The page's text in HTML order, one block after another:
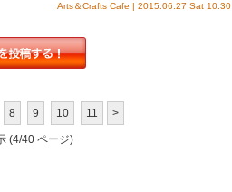
Arts＆Crafts Cafe | 2015.06.27 Sat 10:30
8 9 10 11 >
(4/40 ページ)